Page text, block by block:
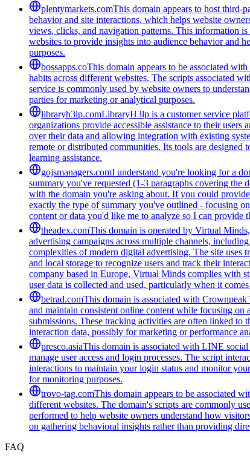
plentymarkets.comThis domain appears to host third-
behavior and site interactions, which helps website
views, clicks, and navigation patterns. This information
websites to provide insights into audience behavior and
purposes.
bossapps.coThis domain appears to be associated
habits across different websites. The scripts associated
service is commonly used by website owners to
parties for marketing or analytical purposes.
libraryh3lp.comLibraryH3lp is a customer service
organizations provide accessible assistance to their
over their data and allowing integration with existing
remote or distributed communities. Its tools are designed
learning assistance.
gojsmanagers.comI understand you're looking for a
summary you've requested (1-3 paragraphs covering
with the domain you're asking about. If you could
exactly the type of summary you've outlined - focusing
content or data you'd like me to analyze so I can provide
theadex.comThis domain is operated by Virtual
advertising campaigns across multiple channels,
complexities of modern digital advertising. The site uses
and local storage to recognize users and track their
company based in Europe, Virtual Minds complies with
user data is collected and used, particularly when it
betrad.comThis domain is associated with
and maintain consistent online content while focusing on
submissions. These tracking activities are often linked to
interaction data, possibly for marketing or performance
presco.asiaThis domain is associated with LINE
manage user access and login processes. The script
interactions to maintain your login status and monitor
for monitoring purposes.
trovo-tag.comThis domain appears to be associated
different websites. The domain's scripts are commonly
performed to help website owners understand how
on gathering behavioral insights rather than providing
FAQ